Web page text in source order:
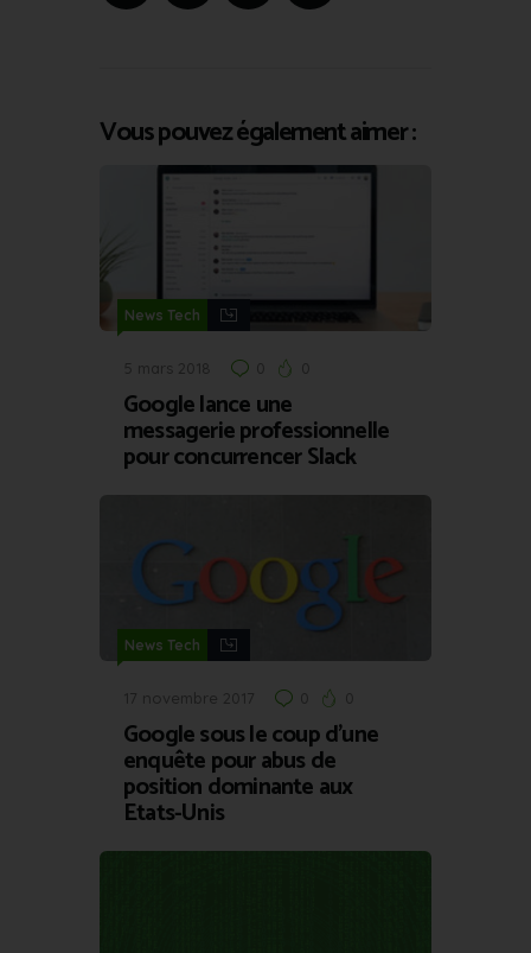
Vous pouvez également aimer :
News Tech
5 mars 2018 0 0
Google lance une
messagerie professionnelle
pour concurrencer Slack
News Tech
17 novembre 2017 0 0
Google sous le coup d’une
enquête pour abus de
position dominante aux
Etats-Unis